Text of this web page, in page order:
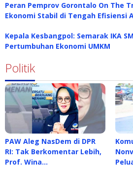
Peran Pemprov Gorontalo On The
Ekonomi Stabil di Tengah Efisiensi
Kepala Kesbangpol: Semarak IKA
Pertumbuhan Ekonomi UMKM
Politik
PAW Aleg NasDem di DPR
RI: Tak Berkomentar Lebih,
Prof. Wina…